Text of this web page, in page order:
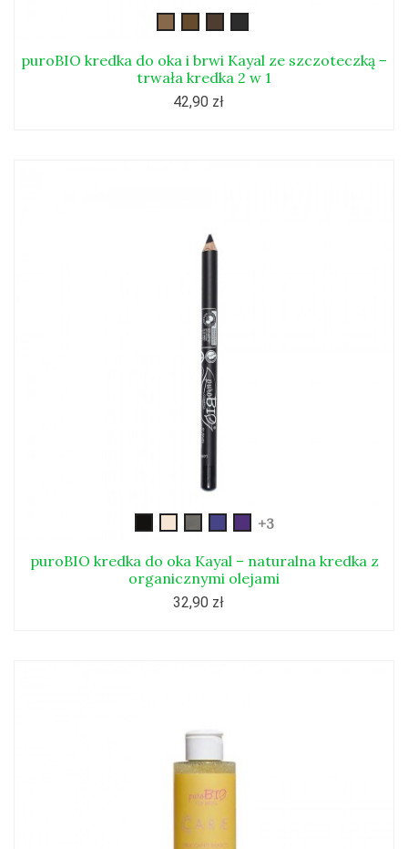
puroBIO kredka do oka i brwi Kayal ze szczoteczką –
trwała kredka 2 w 1
42,90 zł
kayal04
kayal05
+3
puroBIO kredka do oka Kayal – naturalna kredka z
organicznymi olejami
32,90 zł